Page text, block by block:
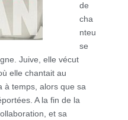
de
cha
nteu
se
Juive, elle vécut
elle chantait au
à temps, alors que sa
A la fin de la
et sa